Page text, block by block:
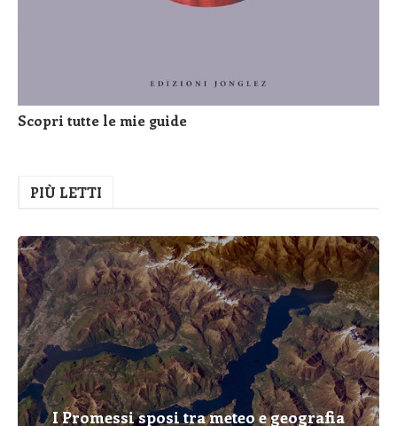
Scopri tutte le mie guide
PIÙ LETTI
I Promessi sposi tra meteo e geografia